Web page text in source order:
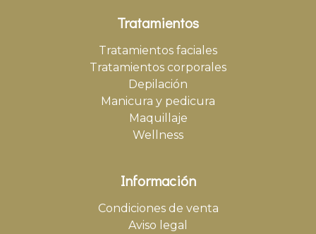
Tratamientos
Tratamientos faciales
Tratamientos corporales
Depilación
Manicura y pedicura
Maquillaje
Wellness
Información
Condiciones de venta
Aviso legal